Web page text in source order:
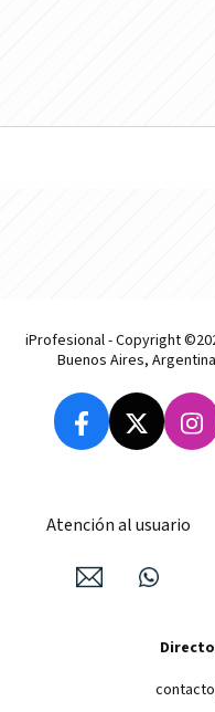
iProfesional - Copyright
Buenos Aires,
Atención al usuario